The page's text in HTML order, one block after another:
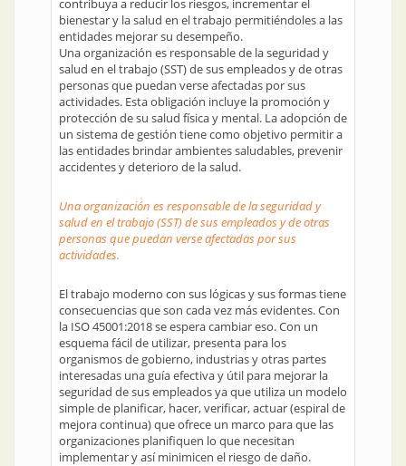
contribuya a reducir los riesgos, incrementar el
bienestar y la salud en el trabajo permitiéndoles a las
entidades mejorar su desempeño.
Una organización es responsable de la seguridad y
salud en el trabajo (SST) de sus empleados y de otras
personas que puedan verse afectadas por sus
actividades. Esta obligación incluye la promoción y
protección de su salud física y mental. La adopción de
un sistema de gestión tiene como objetivo permitir a
las entidades brindar ambientes saludables, prevenir
accidentes y deterioro de la salud.
Una organización es responsable de la seguridad y
salud en el trabajo (SST) de sus empleados y de otras
personas que puedan verse afectadas por sus
actividades.
El trabajo moderno con sus lógicas y sus formas tiene
consecuencias que son cada vez más evidentes. Con
la ISO 45001:2018 se espera cambiar eso. Con un
esquema fácil de utilizar, presenta para los
organismos de gobierno, industrias y otras partes
interesadas una guía efectiva y útil para mejorar la
seguridad de sus empleados ya que utiliza un modelo
simple de planificar, hacer, verificar, actuar (espiral de
mejora continua) que ofrece un marco para que las
organizaciones planifiquen lo que necesitan
implementar y así minimicen el riesgo de daño.